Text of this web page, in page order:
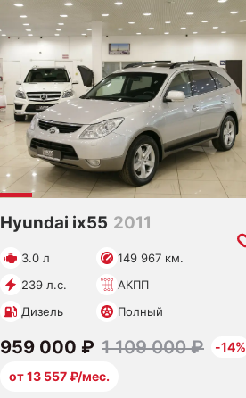
Hyundai ix55 2011
3.0 л
149 967 км.
239 л.с.
АКПП
Дизель
Полный
959 000 ₽ 1 109 000 ₽
-14%
от 13 557 ₽/мес.